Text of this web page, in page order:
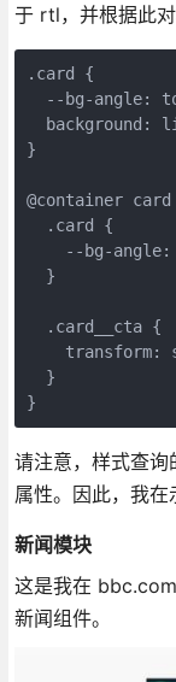
于 rtl，并根据此对
.card {
--bg-angle:
background:
}
@container
  .card {
--bg-angle:
  }
  .card__cta {
transform:
  }
}
请注意，样式查
属性。因此，我在
新闻模块
这是我在
新闻组件。